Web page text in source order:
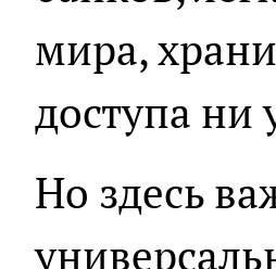
мира,
доступа ни
Но здесь